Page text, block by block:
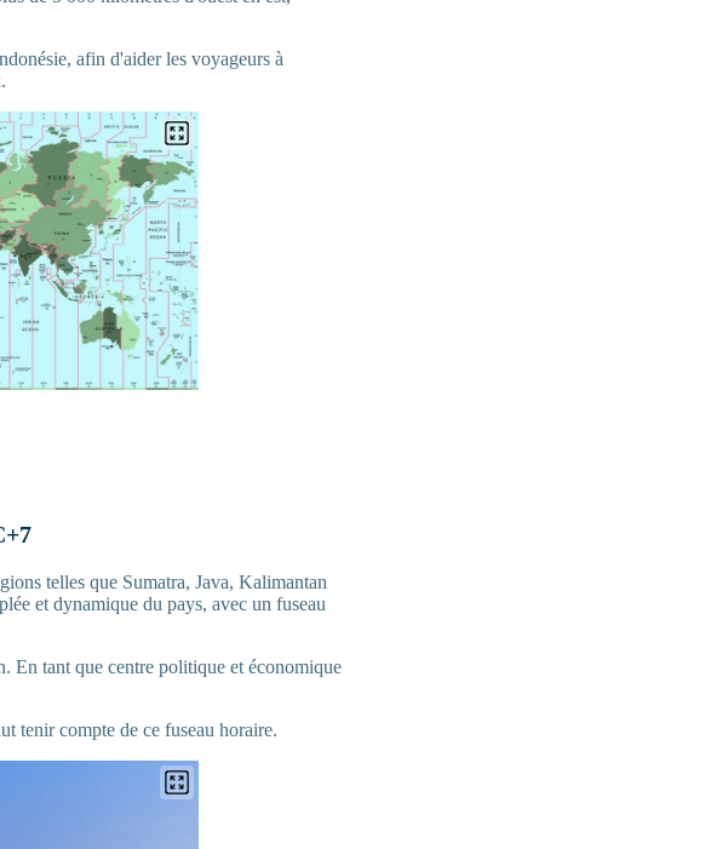
afin d'aider les voyageurs à
telles que Sumatra, Java, Kalimantan
et dynamique du pays, avec un fuseau
En tant que centre politique et économique
tenir compte de ce fuseau horaire.